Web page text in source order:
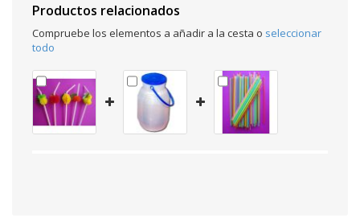
Productos relacionados
Compruebe los elementos a añadir a la cesta o seleccionar
todo